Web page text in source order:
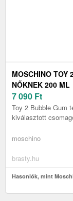
MOSCHINO TOY
NŐKNEK 200 ML
7 090 Ft
Toy 2 Bubble Gum
kiválasztott
moschino
brasty.hu
Hasonlók, mint